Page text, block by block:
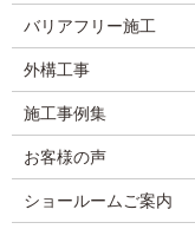
バリアフリー施工
外構工事
施工事例集
お客様の声
ショールームご案内